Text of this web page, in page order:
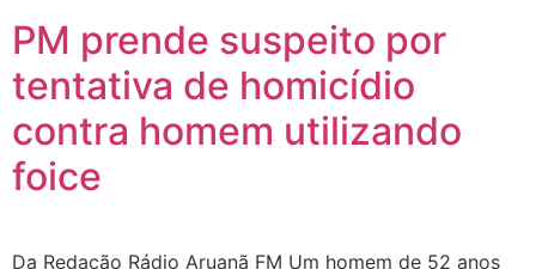
PM prende suspeito por
tentativa de homicídio
contra homem utilizando
foice
Da Redação Rádio Aruanã FM Um homem de 52 anos